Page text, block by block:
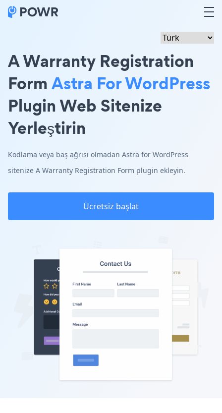
A Warranty Registration
Form Astra For WordPress
Plugin Web Sitenize
Yerleştirin
Kodlama veya baş ağrısı olmadan Astra for WordPress
sitenize A Warranty Registration Form plugin ekleyin.
Ücretsiz başlat